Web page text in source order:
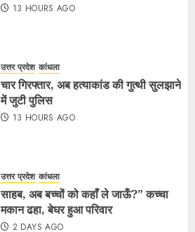
13 HOURS AGO
उत्तर प्रदेश कांधला
चार गिरफ्तार, अब हत्याकांड की गुत्थी सुलझाने
में जुटी पुलिस
13 HOURS AGO
उत्तर प्रदेश कांधला
साहब, अब बच्चों को कहाँ ले जाऊँ?” कच्चा
मकान ढहा, बेघर हुआ परिवार
2 DAYS AGO